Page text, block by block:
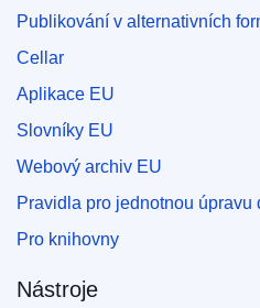
Publikování v alternativních
Cellar
Aplikace EU
Slovníky EU
Webový archiv EU
Pravidla pro jednotnou úpravu
Pro knihovny
Nástroje